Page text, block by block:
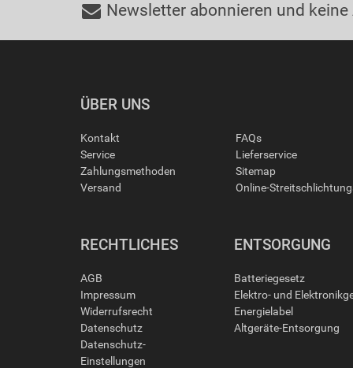
Newsletter abonnieren und
ÜBER UNS
Kontakt
Service
Zahlungsmethoden
Versand
FAQs
Lieferservice
Sitemap
Online-
RECHTLICHES
AGB
Impressum
Widerrufsrecht
Datenschutz
Datenschutz-
Einstellungen
ENTSORGUNG
Batteriegesetz
Elektro- und
Energielabel
Altgeräte-Entsorgung